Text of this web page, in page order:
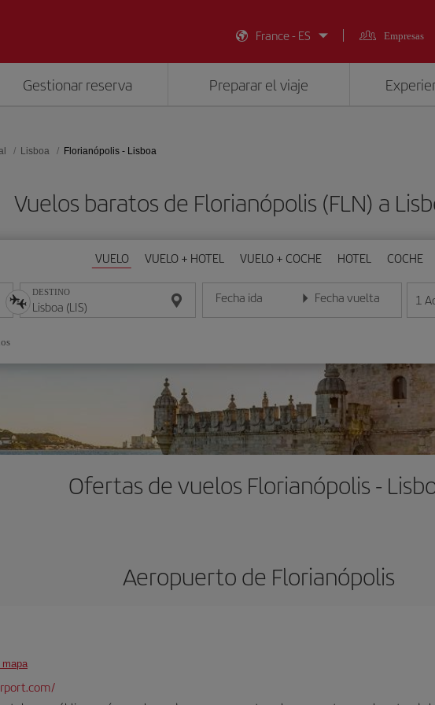
France - ES
Empresas
Gestionar reserva Preparar el viaje
Lisboa Florianópolis - Lisboa
Vuelos baratos de Florianópolis (FLN) a
VUELO VUELO + HOTEL VUELO + COCHE HOTEL COCHE
DESTINO Fecha ida
Introduce la fecha en formato día/mes/año
Fecha vuelta
Introduce la fecha en 1
Ofertas de vuelos Florianópolis -
Aeropuerto de Florianópolis
mapa